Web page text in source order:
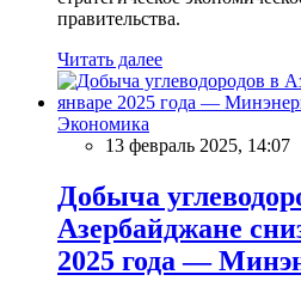
правительства.
Читать далее
Экономика
13 февраль 2025, 14:07
Добыча
Азербайджане
2025 года —